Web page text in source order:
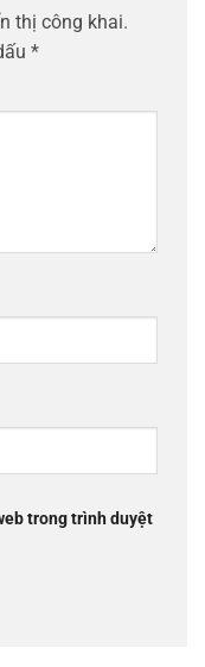
thị công khai.
*
trong trình duyệt